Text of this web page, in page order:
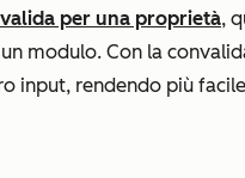
per una proprietà,
modulo. Con la
input, rendendo più